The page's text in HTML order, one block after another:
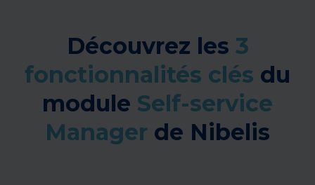
Découvrez les 3
fonctionnalités clés du
module Self-service
Manager de Nibelis